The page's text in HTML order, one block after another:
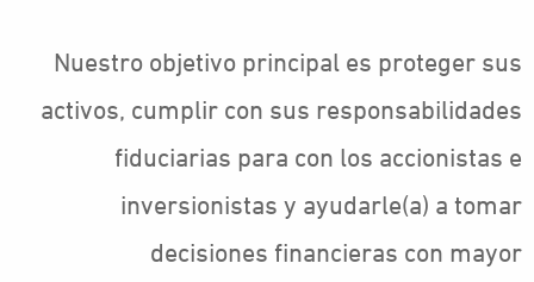
Nuestro objetivo principal es proteger sus
activos, cumplir con sus responsabilidades
fiduciarias para con los accionistas e
inversionistas y ayudarle(a) a tomar
decisiones financieras con mayor